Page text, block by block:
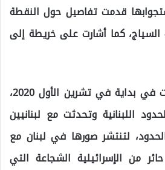
قدمت تفاصيل حول النقطة
كما أشارت على خريطة إلى
وسبق للشابة أن سافرت في بداية في تشرين الأول 2020،
اللبنانية وتحدثت مع لبنانيين
لتنتشر صورها في لبنان مع
من الإسرائيلية الشجاعة التي